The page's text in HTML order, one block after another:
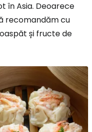
în Asia. Deoarece
recomandăm cu
și fructe de